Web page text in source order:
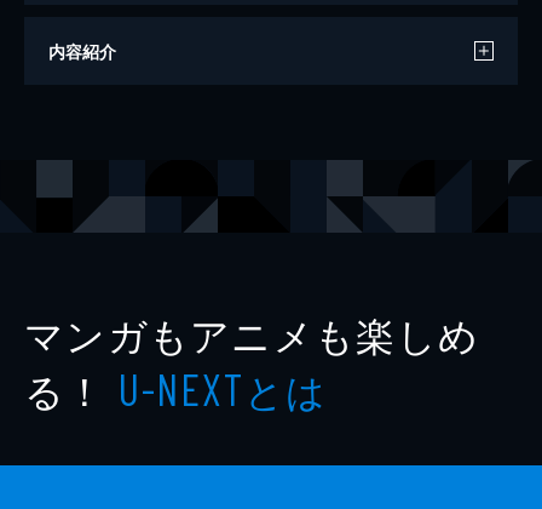
著者
内容紹介
マンガもアニメも楽しめ
る！ U-NEXTとは